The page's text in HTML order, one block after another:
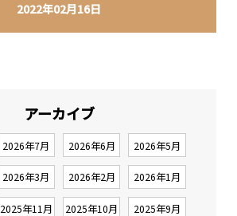
2022年02月16日
アーカイブ
2026年7月 2026年6月 2026年5月
2026年3月 2026年2月 2026年1月
2025年11月 2025年10月 2025年9月